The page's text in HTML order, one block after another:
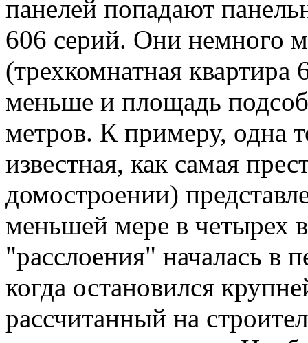
панелей попадают
606 серий. Они немного
(трехкомнатная
меньше и площадь
метров. К примеру, одна
известная, как самая
домостроении)
меньшей мере в четырех
"расслоения" началась в
когда остановился
рассчитанный на